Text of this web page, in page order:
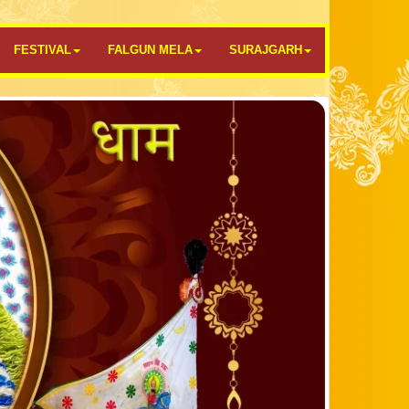
FESTIVAL FALGUN MELA SURAJGARH